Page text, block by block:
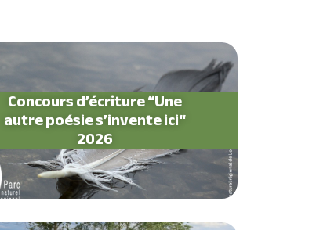
Concours d’écriture “Une
autre poésie s’invente ici“
2026